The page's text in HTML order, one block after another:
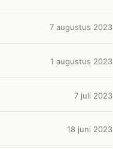
7 augustus 2023
1 augustus 2023
7 juli 2023
18 juni 2023